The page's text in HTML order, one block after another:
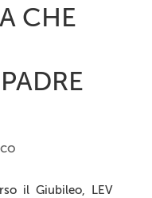
CHE
il Giubileo, LEV